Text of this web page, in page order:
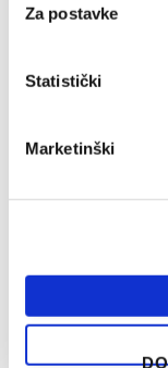
Za postavke
Statistički
Marketinški